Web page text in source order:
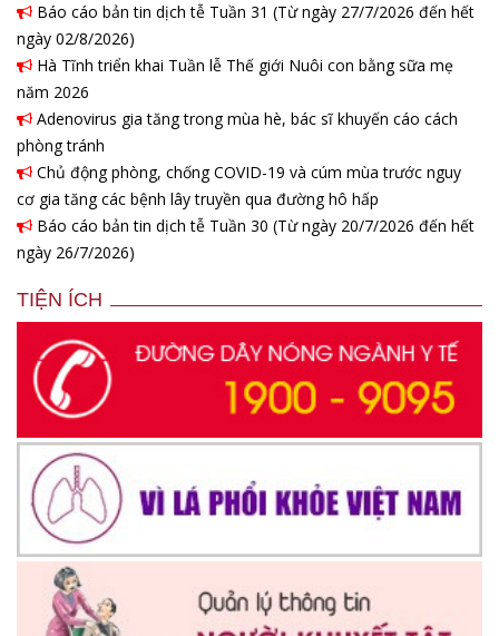
Báo cáo bản tin dịch tễ Tuần 31 (Từ ngày 27/7/2026 đến hết
ngày 02/8/2026)
Hà Tĩnh triển khai Tuần lễ Thế giới Nuôi con bằng sữa mẹ
năm 2026
Adenovirus gia tăng trong mùa hè, bác sĩ khuyến cáo cách
phòng tránh
Chủ động phòng, chống COVID-19 và cúm mùa trước nguy
cơ gia tăng các bệnh lây truyền qua đường hô hấp
Báo cáo bản tin dịch tễ Tuần 30 (Từ ngày 20/7/2026 đến hết
ngày 26/7/2026)
TIỆN ÍCH